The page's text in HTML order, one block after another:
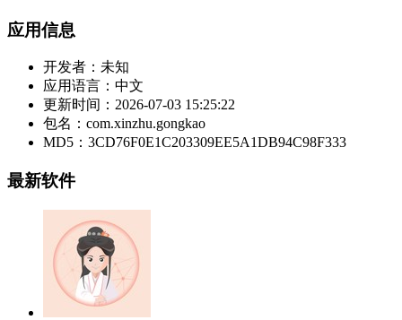
应用信息
开发者： 未知
应用语言： 中文
更新时间： 2026-07-03 15:25:22
包名： com.xinzhu.gongkao
MD5： 3CD76F0E1C203309EE5A1DB94C98F333
最新软件